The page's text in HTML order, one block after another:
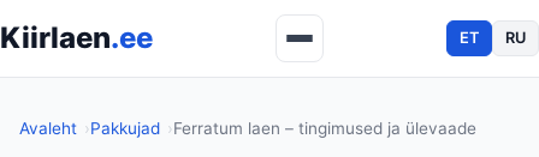
Kiirlaen.ee ET RU
Avaleht Pakkujad Ferratum laen – tingimused ja ülevaade